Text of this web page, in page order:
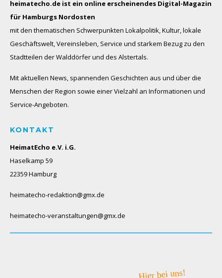
heimatecho.de ist ein online erscheinendes Digital-Magazin
für Hamburgs Nordosten
mit den thematischen Schwerpunkten Lokalpolitik, Kultur, lokale
Geschäftswelt, Vereinsleben, Service und starkem Bezug zu den
Stadtteilen der Walddörfer und des Alstertals.
Mit aktuellen News, spannenden Geschichten aus und über die
Menschen der Region sowie einer Vielzahl an Informationen und
Service-Angeboten.
KONTAKT
HeimatEcho e.V. i.G.
Haselkamp 59
22359 Hamburg
heimatecho-redaktion@gmx.de
heimatecho-veranstaltungen@gmx.de